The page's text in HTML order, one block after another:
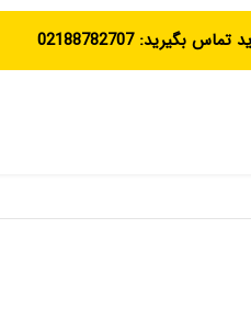
بگیرید: 02188782707